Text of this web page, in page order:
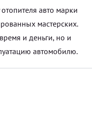
авто марки
мастерских.
и деньги, но и
автомобилю.